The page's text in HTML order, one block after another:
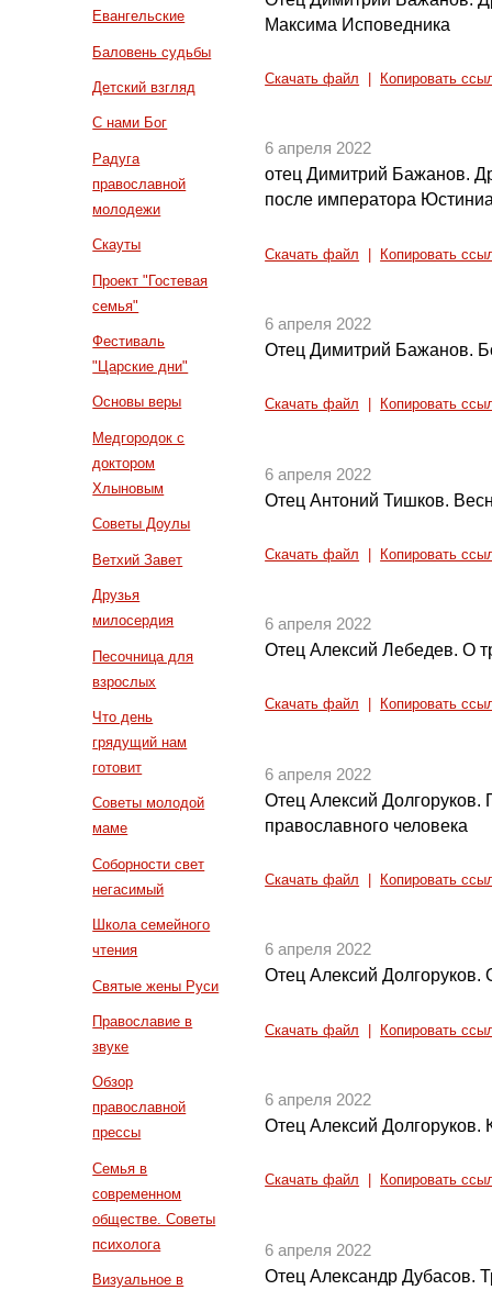
Евангельские
Баловень судьбы
Детский взгляд
С нами Бог
Радуга
православной
молодежи
Скауты
Проект "Гостевая
семья"
Фестиваль
"Царские дни"
Основы веры
Медгородок с
доктором
Хлыновым
Советы Доулы
Ветхий Завет
Друзья
милосердия
Песочница для
взрослых
Что день
грядущий нам
готовит
Советы молодой
маме
Соборности свет
негасимый
Школа семейного
чтения
Святые жены Руси
Православие в
звуке
Обзор
православной
прессы
Семья в
современном
обществе. Советы
психолога
Визуальное в
Максима Исповедника
Скачать файл Копировать
6 апреля 2022
отец Димитрий Бажанов.
после императора
Скачать файл Копировать
6 апреля 2022
Отец Димитрий Бажанов.
Скачать файл Копировать
6 апреля 2022
Отец Антоний Тишков.
Скачать файл Копировать
6 апреля 2022
Отец Алексий Лебедев. О
Скачать файл Копировать
6 апреля 2022
Отец Алексий
православного человека
Скачать файл Копировать
6 апреля 2022
Отец Алексий Долгоруков.
Скачать файл Копировать
6 апреля 2022
Отец Алексий Долгоруков.
Скачать файл Копировать
6 апреля 2022
Отец Александр Дубасов.